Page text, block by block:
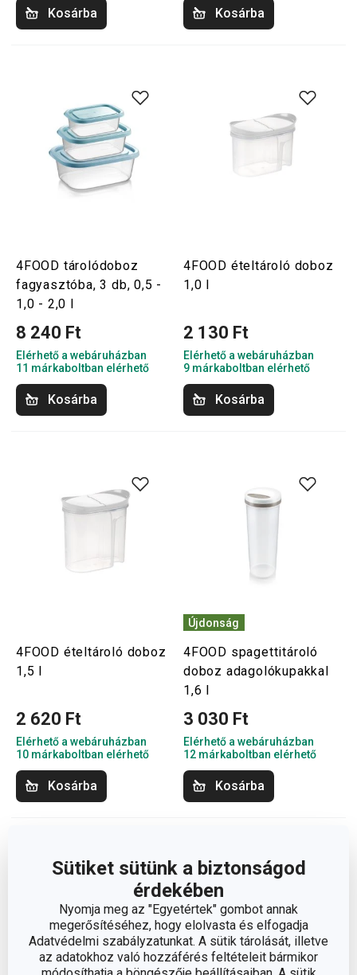
Sütiket sütünk a biztonságod
érdekében
Nyomja meg az "Egyetértek" gombot annak
megerősítéséhez, hogy elolvasta és elfogadja
Adatvédelmi szabályzatunkat. A sütik tárolását, illetve
az adatokhoz való hozzáférés feltételeit bármikor
Kosárba Kosárba
4FOOD tárolódoboz
fagyasztóba, 3 db, 0,5 -
1,0 - 2,0 l
8 240 Ft
Elérhető a webáruházban
11 márkaboltban elérhető
Kosárba
4FOOD ételtároló doboz
1,0 l
2 130 Ft
Elérhető a webáruházban
9 márkaboltban elérhető
Kosárba
4FOOD ételtároló doboz
1,5 l
2 620 Ft
Elérhető a webáruházban
10 márkaboltban elérhető
Kosárba
Újdonság
4FOOD spagettitároló
doboz adagolókupakkal
1,6 l
3 030 Ft
Elérhető a webáruházban
12 márkaboltban elérhető
Kosárba